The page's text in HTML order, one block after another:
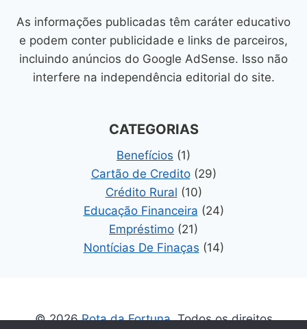
As informações publicadas têm caráter educativo
e podem conter publicidade e links de parceiros,
incluindo anúncios do Google AdSense. Isso não
interfere na independência editorial do site.
CATEGORIAS
Benefícios (1)
Cartão de Credito(29)
Crédito Rural (10)
Educação Financeira (24)
Empréstimo (21)
Nontícias De Finaças (14)
© 2026Rota da Fortuna. Todos os direitos